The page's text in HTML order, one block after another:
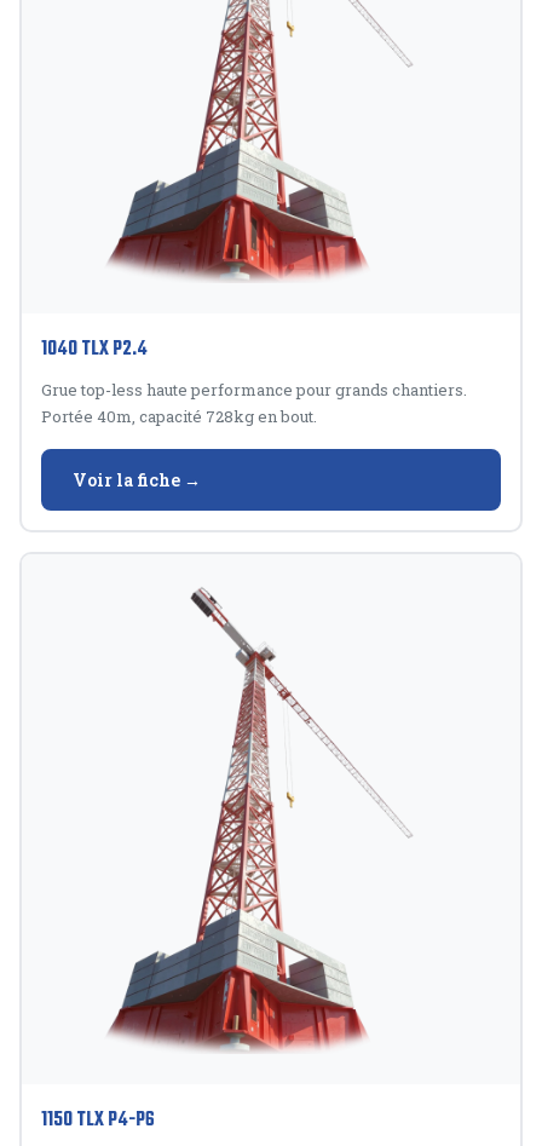
1040 TLX P2.4
Grue top-less haute performance pour grands chantiers.
Portée 40m, capacité 728kg en bout.
Voir la fiche →
1150 TLX P4-P6